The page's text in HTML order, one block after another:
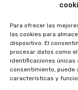
Para ofrecer las
las cookies para
dispositivo. El
procesar datos como
identificaciones únicas
consentimiento,
características y
Municipal
la Dirección
de